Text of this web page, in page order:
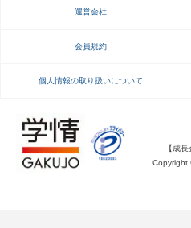
就活ニュースペーパー
運営会社
会員規約
個人情報の取り扱いについて
【成
Copyright